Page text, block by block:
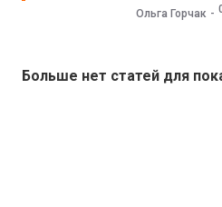
Ольга Горчак
Больше нет статей для